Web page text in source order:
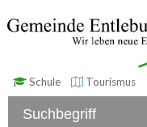
Schule Tourismus